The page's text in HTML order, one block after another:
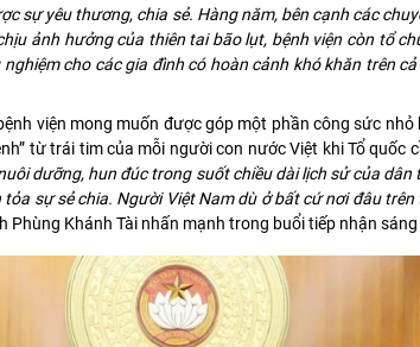
sự yêu thương, chia sẻ. Hàng năm, bên cạnh các
ảnh hưởng của thiên tai bão lụt, bệnh viện còn tổ
cho các gia đình có hoàn cảnh khó khăn trên cả
viện mong muốn được góp một phần công sức
từ trái tim của mỗi người con nước Việt khi Tổ quốc
dưỡng, hun đúc trong suốt chiều dài lịch sử của
sự sẻ chia. Người Việt Nam dù ở bất cứ nơi đâu
Phùng Khánh Tài nhấn mạnh trong buổi tiếp nhận sáng